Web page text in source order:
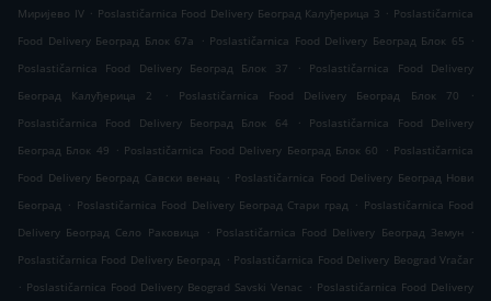
Миријево IV . Poslastičarnica Food Delivery Београд Калуђерица 3 . Poslastičarnica
Food Delivery Београд Блок 67а
. Poslastičarnica Food Delivery Београд Блок 65 .
Poslastičarnica Food Delivery Београд Блок 37
.
Poslastičarnica Food Delivery
Београд Калуђерица 2
. Poslastičarnica Food Delivery Београд Блок 70
.
Poslastičarnica Food Delivery Београд Блок 64
.
Poslastičarnica Food Delivery
Београд Блок 49 . Poslastičarnica Food Delivery Београд Блок 60 . Poslastičarnica
Food Delivery Београд Савски венац . Poslastičarnica Food Delivery Београд Нови
Београд . Poslastičarnica Food Delivery Београд Стари град . Poslastičarnica Food
Delivery Београд Село Раковица
. Poslastičarnica Food Delivery Београд Земун
.
Poslastičarnica Food Delivery Београд . Poslastičarnica Food Delivery Beograd Vračar
. Poslastičarnica Food Delivery Beograd Savski Venac . Poslastičarnica Food Delivery